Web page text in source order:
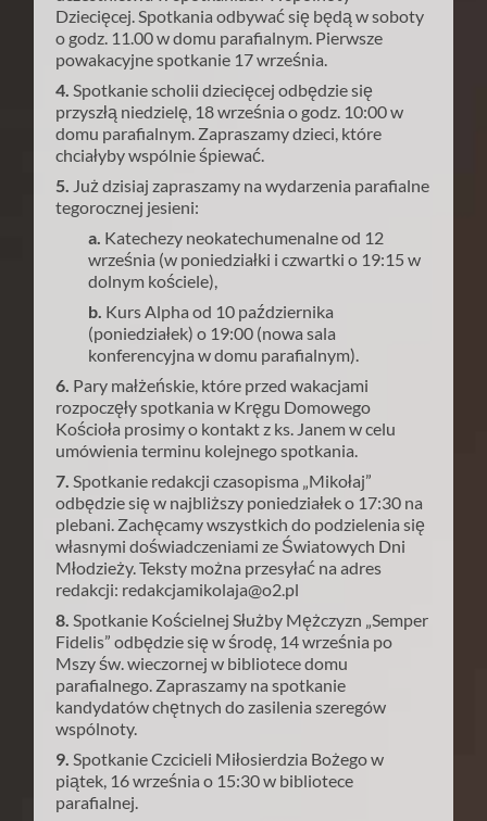
Dziecięcej. Spotkania odbywać się będą w soboty
o godz. 11.00 w domu parafialnym. Pierwsze
powakacyjne spotkanie 17 września.
4. Spotkanie scholii dziecięcej odbędzie się
przyszłą niedzielę, 18 września o godz. 10:00 w
domu parafialnym. Zapraszamy dzieci, które
chciałyby wspólnie śpiewać.
5. Już dzisiaj zapraszamy na wydarzenia parafialne
tegorocznej jesieni:
a. Katechezy neokatechumenalne od 12
września (w poniedziałki i czwartki o 19:15 w
dolnym kościele),
b. Kurs Alpha od 10 października
(poniedziałek) o 19:00 (nowa sala
konferencyjna w domu parafialnym).
6. Pary małżeńskie, które przed wakacjami
rozpoczęły spotkania w Kręgu Domowego
Kościoła prosimy o kontakt z ks. Janem w celu
umówienia terminu kolejnego spotkania.
7. Spotkanie redakcji czasopisma „Mikołaj”
odbędzie się w najbliższy poniedziałek o 17:30 na
plebani. Zachęcamy wszystkich do podzielenia się
własnymi doświadczeniami ze Światowych Dni
Młodzieży. Teksty można przesyłać na adres
redakcji: redakcjamikolaja@o2.pl
8. Spotkanie Kościelnej Służby Mężczyzn „Semper
Fidelis” odbędzie się w środę, 14 września po
Mszy św. wieczornej w bibliotece domu
parafialnego. Zapraszamy na spotkanie
kandydatów chętnych do zasilenia szeregów
wspólnoty.
9. Spotkanie Czcicieli Miłosierdzia Bożego w
piątek, 16 września o 15:30 w bibliotece
parafialnej.